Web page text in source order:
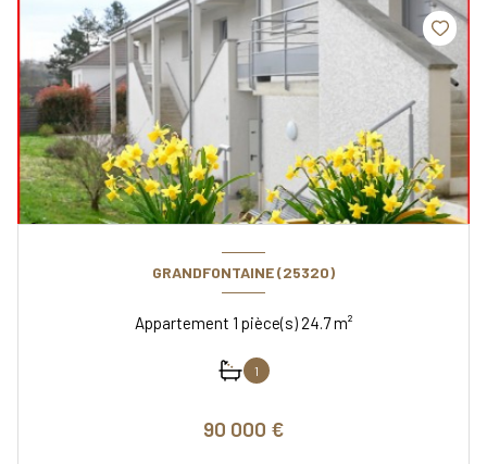
GRANDFONTAINE (25320)
Appartement 1 pièce(s) 24.7 m²
1
90 000 €